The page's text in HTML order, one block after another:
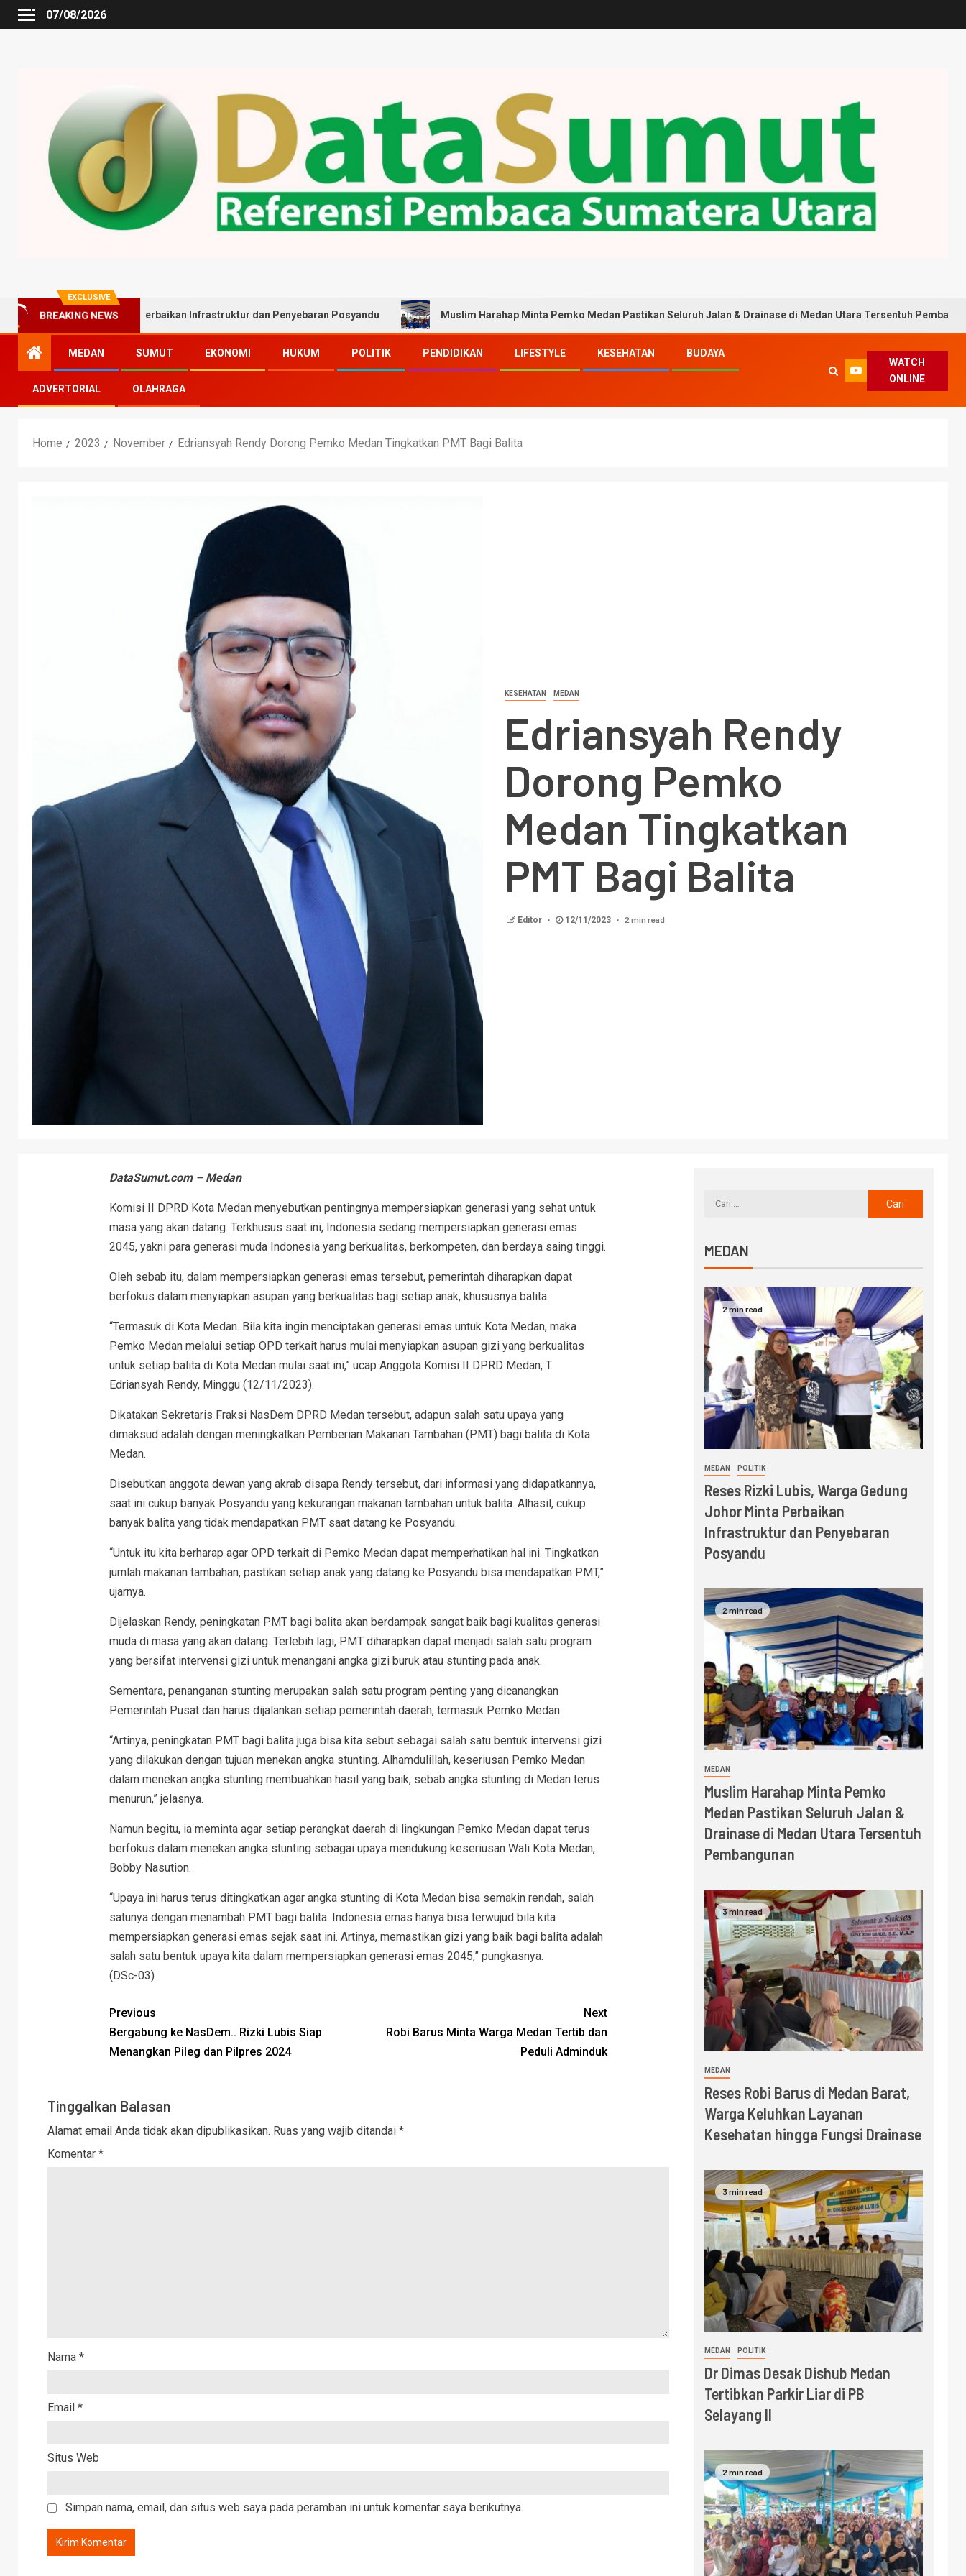
07/08/2026
EXCLUSIVE
BREAKING NEWS
Johor Minta Perbaikan Infrastruktur dan Penyebaran Posyandu Muslim Harahap Minta Pemko Medan Pastikan Seluruh Jalan & Drainase di Medan Utara Tersentuh Pembangunan
MEDAN SUMUT EKONOMI HUKUM POLITIK PENDIDIKAN LIFESTYLE KESEHATAN BUDAYA
ADVERTORIAL OLAHRAGA
WATCH
ONLINE
Home 2023 November Edriansyah Rendy Dorong Pemko Medan Tingkatkan PMT Bagi Balita
KESEHATAN MEDAN
Edriansyah Rendy
Dorong Pemko
Medan Tingkatkan
PMT Bagi Balita
Editor 12/11/2023 2 min read
DataSumut.com – Medan
Komisi II DPRD Kota Medan menyebutkan pentingnya mempersiapkan generasi yang sehat untuk
masa yang akan datang. Terkhusus saat ini, Indonesia sedang mempersiapkan generasi emas
2045, yakni para generasi muda Indonesia yang berkualitas, berkompeten, dan berdaya saing tinggi.
Oleh sebab itu, dalam mempersiapkan generasi emas tersebut, pemerintah diharapkan dapat
berfokus dalam menyiapkan asupan yang berkualitas bagi setiap anak, khususnya balita.
“Termasuk di Kota Medan. Bila kita ingin menciptakan generasi emas untuk Kota Medan, maka
Pemko Medan melalui setiap OPD terkait harus mulai menyiapkan asupan gizi yang berkualitas
untuk setiap balita di Kota Medan mulai saat ini,” ucap Anggota Komisi II DPRD Medan, T.
Edriansyah Rendy, Minggu (12/11/2023).
Dikatakan Sekretaris Fraksi NasDem DPRD Medan tersebut, adapun salah satu upaya yang
dimaksud adalah dengan meningkatkan Pemberian Makanan Tambahan (PMT) bagi balita di Kota
Medan.
Disebutkan anggota dewan yang akrab disapa Rendy tersebut, dari informasi yang didapatkannya,
saat ini cukup banyak Posyandu yang kekurangan makanan tambahan untuk balita. Alhasil, cukup
banyak balita yang tidak mendapatkan PMT saat datang ke Posyandu.
“Untuk itu kita berharap agar OPD terkait di Pemko Medan dapat memperhatikan hal ini. Tingkatkan
jumlah makanan tambahan, pastikan setiap anak yang datang ke Posyandu bisa mendapatkan PMT,”
ujarnya.
Dijelaskan Rendy, peningkatan PMT bagi balita akan berdampak sangat baik bagi kualitas generasi
muda di masa yang akan datang. Terlebih lagi, PMT diharapkan dapat menjadi salah satu program
yang bersifat intervensi gizi untuk menangani angka gizi buruk atau stunting pada anak.
Sementara, penanganan stunting merupakan salah satu program penting yang dicanangkan
Pemerintah Pusat dan harus dijalankan setiap pemerintah daerah, termasuk Pemko Medan.
“Artinya, peningkatan PMT bagi balita juga bisa kita sebut sebagai salah satu bentuk intervensi gizi
yang dilakukan dengan tujuan menekan angka stunting. Alhamdulillah, keseriusan Pemko Medan
dalam menekan angka stunting membuahkan hasil yang baik, sebab angka stunting di Medan terus
menurun,” jelasnya.
Namun begitu, ia meminta agar setiap perangkat daerah di lingkungan Pemko Medan dapat terus
berfokus dalam menekan angka stunting sebagai upaya mendukung keseriusan Wali Kota Medan,
Bobby Nasution.
“Upaya ini harus terus ditingkatkan agar angka stunting di Kota Medan bisa semakin rendah, salah
satunya dengan menambah PMT bagi balita. Indonesia emas hanya bisa terwujud bila kita
mempersiapkan generasi emas sejak saat ini. Artinya, memastikan gizi yang baik bagi balita adalah
salah satu bentuk upaya kita dalam mempersiapkan generasi emas 2045,” pungkasnya.
(DSc-03)
Previous
Bergabung ke NasDem.. Rizki Lubis Siap
Menangkan Pileg dan Pilpres 2024
Next
Robi Barus Minta Warga Medan Tertib dan
Peduli Adminduk
Tinggalkan Balasan
Alamat email Anda tidak akan dipublikasikan. Ruas yang wajib ditandai *
Komentar *
Nama *
Email *
Situs Web
Simpan nama, email, dan situs web saya pada peramban ini untuk komentar saya berikutnya.
MEDAN
2 min read
MEDAN POLITIK
Reses Rizki Lubis, Warga Gedung
Johor Minta Perbaikan
Infrastruktur dan Penyebaran
Posyandu
2 min read
MEDAN
Muslim Harahap Minta Pemko
Medan Pastikan Seluruh Jalan &
Drainase di Medan Utara Tersentuh
Pembangunan
3 min read
MEDAN
Reses Robi Barus di Medan Barat,
Warga Keluhkan Layanan
Kesehatan hingga Fungsi Drainase
3 min read
MEDAN POLITIK
Dr Dimas Desak Dishub Medan
Tertibkan Parkir Liar di PB
Selayang II
2 min read